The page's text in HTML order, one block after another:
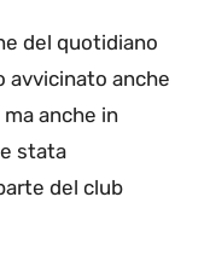
del quotidiano
avvicinato anche
ma anche in
stata
del club